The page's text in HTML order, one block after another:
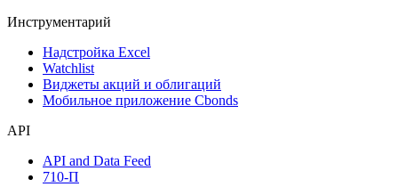
Инструментарий
Надстройка Excel
Watchlist
Виджеты акций и облигаций
Мобильное приложение Cbonds
API
API and Data Feed
710-П